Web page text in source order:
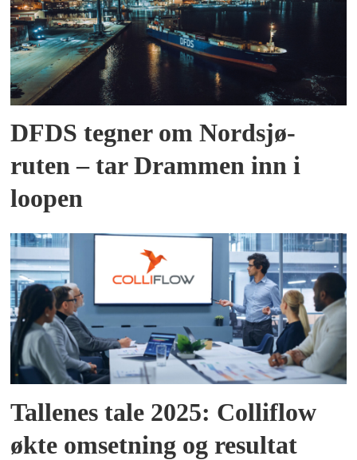
DFDS tegner om Nordsjø-
ruten – tar Drammen inn i
loopen
Tallenes tale 2025: Colliflow
økte omsetning og resultat